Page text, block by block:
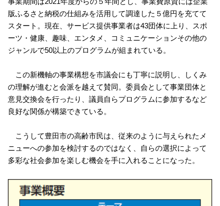
版ふるさと納税の仕組みを活用して調達した５億円を充てて
スタート。現在、サービス提供事業者は43団体に上り、スポ
ーツ・健康、趣味、エンタメ、コミュニケーションその他の
ジャンルで50以上のプログラムが組まれている。
この新機軸の事業構想を市議会にも丁寧に説明し、しくみ
の理解が進むと会派を越えて賛同。委員会として事業団体と
意見交換会を行ったり、議員自らプログラムに参加するなど
良好な関係が構築できている。
こうして豊田市の高齢市民は、従来のように与えられたメ
ニューへの参加を検討するのではなく、自らの選択によって
多彩な社会参加を楽しむ機会を手に入れることになった。